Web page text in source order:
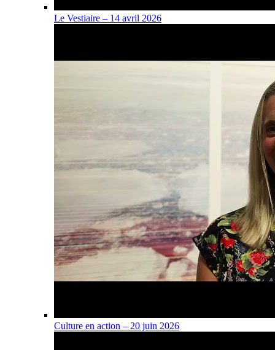
Le Vestiaire – 14 avril 2026
Culture en action – 20 juin 2026